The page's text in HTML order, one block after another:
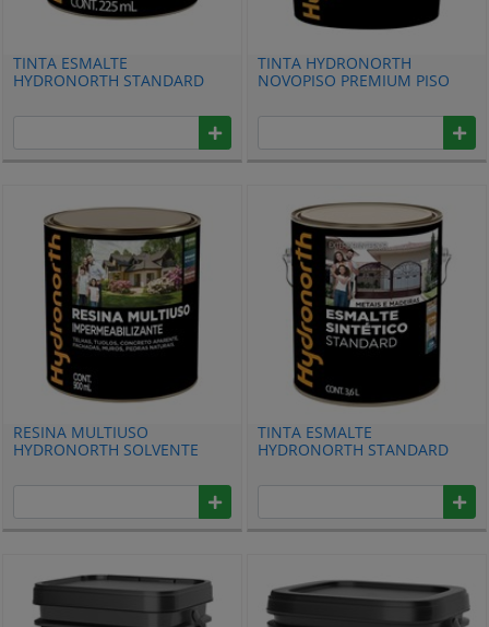
TINTA ESMALTE
HYDRONORTH STANDARD
MADEIRAS 225ML BRANCO
TINTA HYDRONORTH
NOVOPISO PREMIUM PISO
DEMARCACAO POTE
RESINA MULTIUSO
HYDRONORTH SOLVENTE
LATA 00006806
TINTA ESMALTE
HYDRONORTH STANDARD
MADEIRAS 3,6L BRANCO